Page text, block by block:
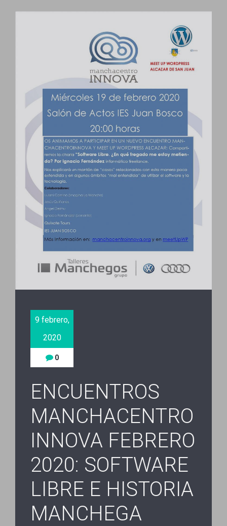
9 febrero,
2020
0
ENCUENTROS
MANCHACENTRO
INNOVA FEBRERO
2020: SOFTWARE
LIBRE E HISTORIA
MANCHEGA